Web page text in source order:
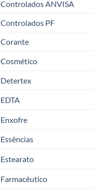
Controlados ANVISA
Controlados PF
Corante
Cosmético
Detertex
EDTA
Enxofre
Essências
Estearato
Farmacêutico